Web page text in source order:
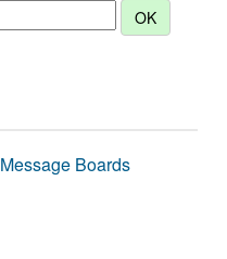
Message Boards